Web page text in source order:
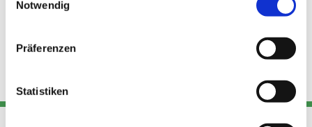
Notwendig
Präferenzen
Statistiken